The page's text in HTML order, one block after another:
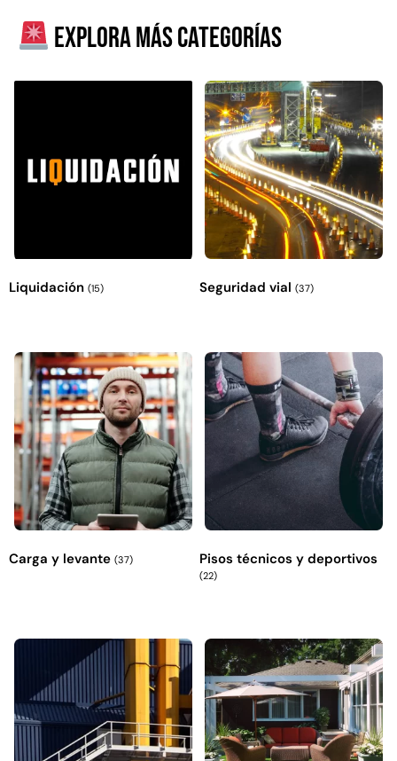
Explora más categorías
Liquidación (15) Seguridad vial (37)
Carga y levante (37) Pisos técnicos y deportivos
(22)
3.5MP
$ 803.797
Explora más productos